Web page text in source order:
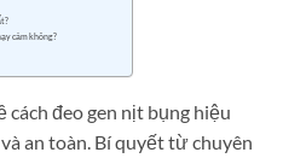
cảm không?
đeo gen nịt bụng hiệu
an toàn. Bí quyết từ chuyên